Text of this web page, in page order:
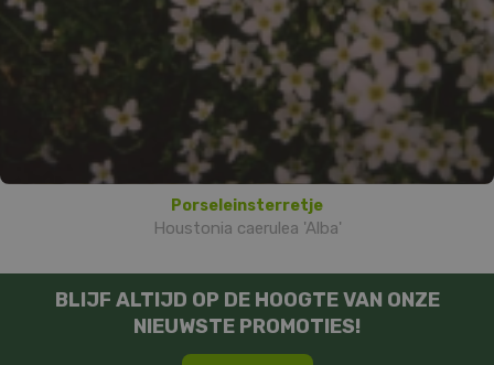
Porseleinsterretje
Houstonia caerulea 'Alba'
BLIJF ALTIJD OP DE HOOGTE VAN ONZE
NIEUWSTE PROMOTIES!